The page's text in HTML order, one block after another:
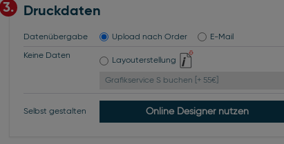
3. Druckdaten
Datenübergabe Upload nach Order E-Mail
Keine Daten
Layouterstellung
Grafikservice S buchen [+ 55€]
Selbst gestalten Online Designer nutzen